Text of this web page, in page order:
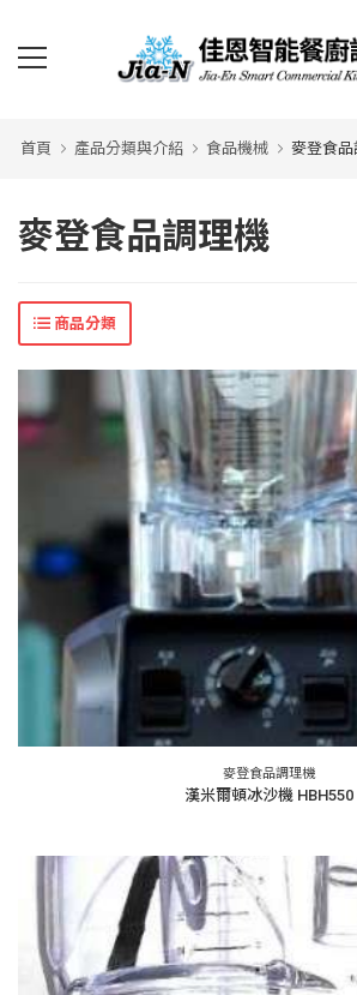
首頁 產品分類與介紹 食品機械 麥登食品
麥登食品調理機
商品分類
麥登食品調理機
漢米爾頓冰沙機 HBH550